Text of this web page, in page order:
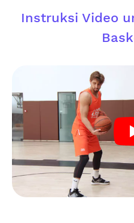
Instruksi Video